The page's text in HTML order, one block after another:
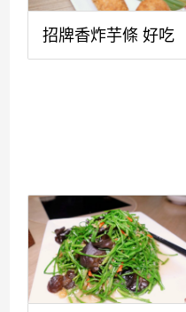
招牌香炸芋條 好吃